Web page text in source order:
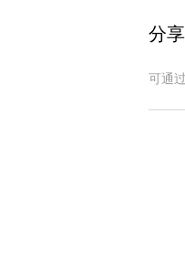
分享
可通